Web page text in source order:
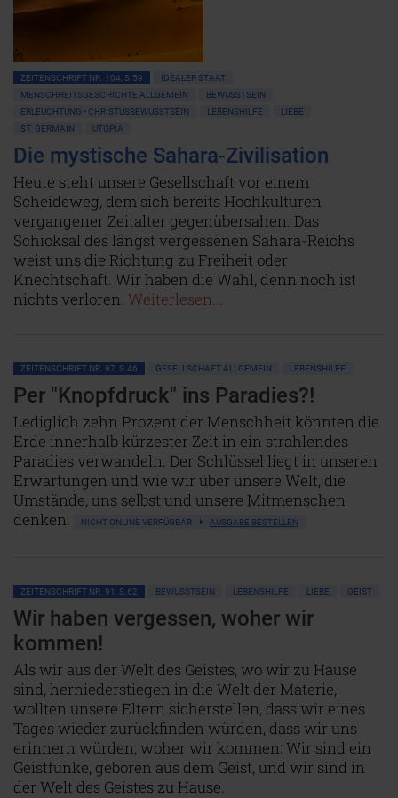
ZEITENSCHRIFT NR. 104, S.59
IDEALER STAAT
MENSCHHEITSGESCHICHTE ALLGEMEIN
BEWUSSTSEIN
ERLEUCHTUNG • CHRISTUSBEWUSSTSEIN
LEBENSHILFE
LIEBE
ST. GERMAIN
UTOPIA
Die mystische Sahara-Zivilisation
Heute steht unsere Gesellschaft vor einem
Scheideweg, dem sich bereits Hochkulturen
vergangener Zeitalter gegenübersahen. Das
Schicksal des längst vergessenen Sahara-Reichs
weist uns die Richtung zu Freiheit oder
Knechtschaft. Wir haben die Wahl, denn noch ist
nichts verloren. Weiterlesen...
ZEITENSCHRIFT NR. 97, S.46 GESELLSCHAFT ALLGEMEIN LEBENSHILFE
Per "Knopfdruck" ins Paradies?!
Lediglich zehn Prozent der Menschheit könnten die
Erde innerhalb kürzester Zeit in ein strahlendes
Paradies verwandeln. Der Schlüssel liegt in unseren
Erwartungen und wie wir über unsere Welt, die
Umstände, uns selbst und unsere Mitmenschen
denken.
NICHT ONLINE VERFÜGBAR AUSGABE BESTELLEN
ZEITENSCHRIFT NR. 91, S.62 BEWUSSTSEIN LEBENSHILFE LIEBE GEIST
Wir haben vergessen, woher wir
kommen!
Als wir aus der Welt des Geistes, wo wir zu Hause
sind, herniederstiegen in die Welt der Materie,
wollten unsere Eltern sicherstellen, dass wir eines
Tages wieder zurückfinden würden, dass wir uns
erinnern würden, woher wir kommen: Wir sind ein
Geistfunke, geboren aus dem Geist, und wir sind in
der Welt des Geistes zu Hause.